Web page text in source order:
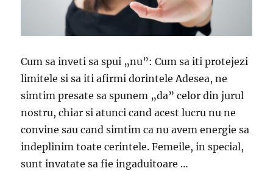
Cum sa inveti sa spui „nu”: Cum sa iti protejezi
limitele si sa iti afirmi dorintele Adesea, ne
simtim presate sa spunem „da” celor din jurul
nostru, chiar si atunci cand acest lucru nu ne
convine sau cand simtim ca nu avem energie sa
indeplinim toate cerintele. Femeile, in special,
sunt invatate sa fie ingaduitoare …